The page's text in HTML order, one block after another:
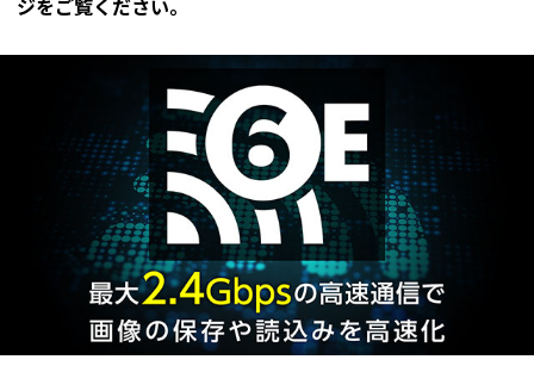
ジをご覧ください。